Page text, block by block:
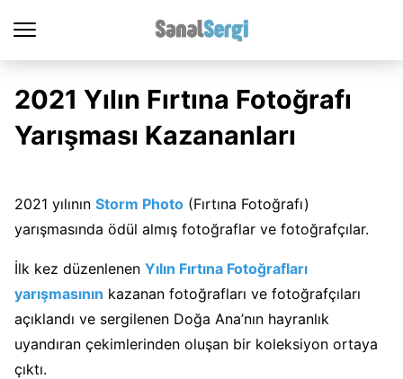
2021 Yılın Fırtına Fotoğrafı
Yarışması Kazananları
2021 yılının Storm Photo (Fırtına Fotoğrafı)
yarışmasında ödül almış fotoğraflar ve fotoğrafçılar.
İlk kez düzenlenen Yılın Fırtına Fotoğrafları
yarışmasının kazanan fotoğrafları ve fotoğrafçıları
açıklandı ve sergilenen Doğa Ana’nın hayranlık
uyandıran çekimlerinden oluşan bir koleksiyon ortaya
çıktı.